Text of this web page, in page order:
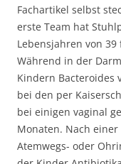
Fachartikel selbst
erste Team hat
Lebensjahren von
Während in der
Kindern Bacteroides
bei den per
bei einigen vaginal
Monaten. Nach
Atemwegs- oder